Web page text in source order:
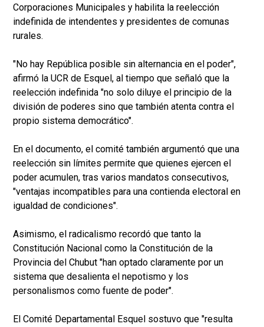
Corporaciones Municipales y habilita la reelección
indefinida de intendentes y presidentes de comunas
rurales.
"No hay República posible sin alternancia en el poder",
afirmó la UCR de Esquel, al tiempo que señaló que la
reelección indefinida "no solo diluye el principio de la
división de poderes sino que también atenta contra el
propio sistema democrático".
En el documento, el comité también argumentó que una
reelección sin límites permite que quienes ejercen el
poder acumulen, tras varios mandatos consecutivos,
"ventajas incompatibles para una contienda electoral en
igualdad de condiciones".
Asimismo, el radicalismo recordó que tanto la
Constitución Nacional como la Constitución de la
Provincia del Chubut "han optado claramente por un
sistema que desalienta el nepotismo y los
personalismos como fuente de poder".
El Comité Departamental Esquel sostuvo que "resulta